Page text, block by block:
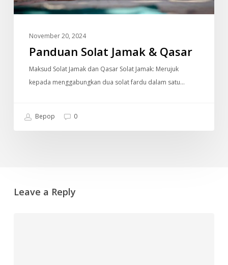
November 20, 2024
Panduan Solat Jamak & Qasar
Maksud Solat Jamak dan Qasar Solat Jamak: Merujuk
kepada menggabungkan dua solat fardu dalam satu…
Bepop 0
Leave a Reply